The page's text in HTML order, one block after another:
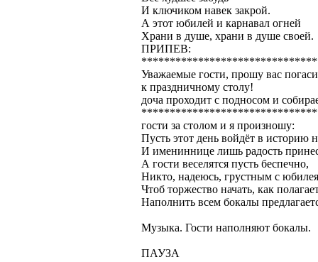
И ключиком навек закрой.
А этот юбилей и карнавал огней
Храни в душе, храни в душе своей.
ПРИПЕВ:
Уважаемые гости, прошу вас
к праздничному столу!
доча проходит с подносом и
гости за столом и я произношу:
Пусть этот день войдёт в историю
И имениннице лишь радость
А гости веселятся пусть беспечно,
Никто, надеюсь, грустным с
Чтоб торжество начать, как
Наполнить всем бокалы
Музыка. Гости наполняют бокалы.
ПАУЗА